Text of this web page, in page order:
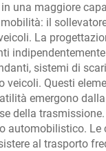
una maggiore
il
La
sistemi di
Questi
emergono
della
automobilistico. Le
al trasporto